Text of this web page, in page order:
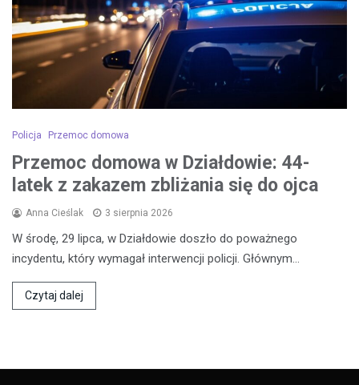
Policja Przemoc domowa
Przemoc domowa w Działdowie: 44-
latek z zakazem zbliżania się do ojca
Anna Cieślak 3 sierpnia 2026
W środę, 29 lipca, w Działdowie doszło do poważnego
incydentu, który wymagał interwencji policji. Głównym…
Czytaj dalej